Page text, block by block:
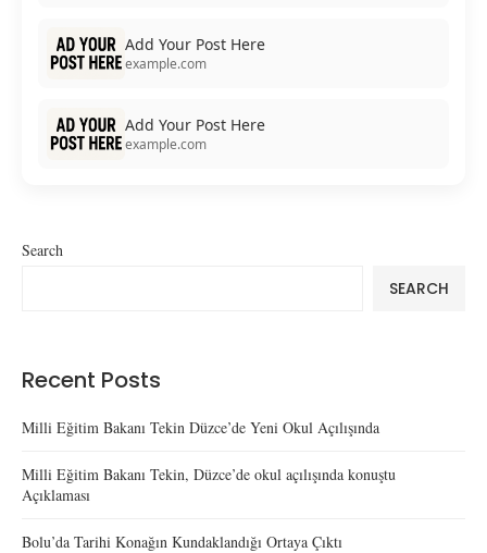
Add Your Post Here
example.com
Add Your Post Here
example.com
Search
SEARCH
Recent Posts
Milli Eğitim Bakanı Tekin Düzce’de Yeni Okul Açılışında
Milli Eğitim Bakanı Tekin, Düzce’de okul açılışında konuştu
Açıklaması
Bolu’da Tarihi Konağın Kundaklandığı Ortaya Çıktı